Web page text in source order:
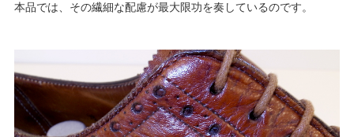
本品では、その繊細な配慮が最大限功を奏しているのです。